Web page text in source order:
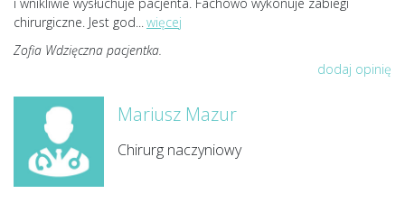
chirurgiczne. Jest god
więcej
Zofia Wdzięczna pacjentka.
dodaj opinię
Mariusz Mazur
Chirurg naczyniowy